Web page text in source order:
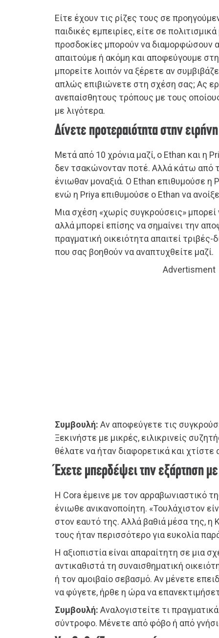
Είτε έχουν τις ρίζες τους σε
παιδικές εμπειρίες, είτε σε
προσδοκίες μπορούν να διαμορφώσουν
απαιτούμε ή ακόμη και αποφεύγουμε
μπορείτε λοιπόν να ξέρετε αν
απλώς επιβιώνετε στη σχέση σας; Ας
ανεπαίσθητους τρόπους με τους
με λιγότερα.
Δίνετε προτεραιότητα στην
Μετά από 10 χρόνια μαζί, ο Ethan και η
δεν τσακώνονταν ποτέ. Αλλά κάτω από
ένιωθαν μοναξιά. Ο Ethan επιθυμούσε η
ενώ η Priya επιθυμούσε ο Ethan να
Μια σχέση «χωρίς συγκρούσεις»
αλλά μπορεί επίσης να σημαίνει την
πραγματική οικειότητα απαιτεί
που σας βοηθούν να αναπτυχθείτε μαζί.
Advertisment
Συμβουλή: Αν αποφεύγετε τις
Ξεκινήστε με μικρές, ειλικρινείς
θέλατε να ήταν διαφορετικά και χτίστε
Έχετε μπερδέψει την εξάρτηση
Η Cora έμεινε με τον αρραβωνιαστικό
ένιωθε ανικανοποίητη. «Τουλάχιστον
στον εαυτό της. Αλλά βαθιά μέσα της, η
τους ήταν περισσότερο για ευκολία
Η αξιοπιστία είναι απαραίτητη σε μια
αντικαθιστά τη συναισθηματική
ή τον αμοιβαίο σεβασμό. Αν μένετε
να φύγετε, ήρθε η ώρα να
Συμβουλή: Αναλογιστείτε τι
σύντροφο. Μένετε από φόβο ή από